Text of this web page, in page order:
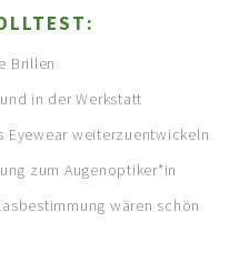
Brillen
und in der Werkstatt
Eyewear weiterzuentwickeln
zum Augenoptiker*in
wären schön